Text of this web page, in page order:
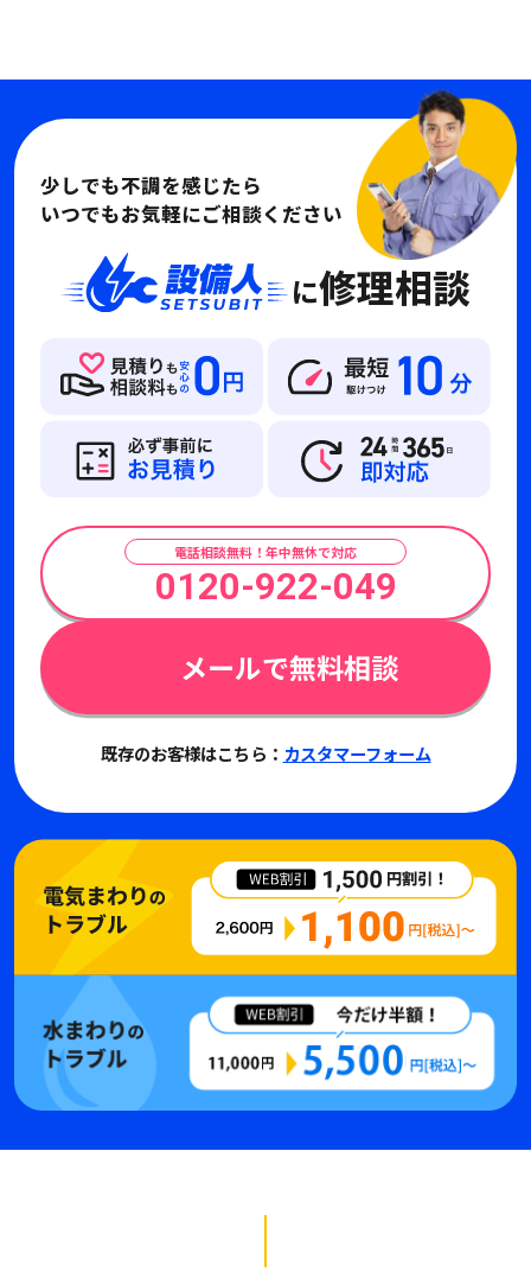
少しでも不調を感じたら
いつでもお気軽にご相談ください
に修理相談
電話相談無料！年中無休で対応
0120-922-049
メールで無料相談
既存のお客様はこちら： カスタマーフォーム